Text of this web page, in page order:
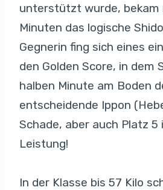
unterstützt wurde, bekam
Minuten das logische
Gegnerin fing sich eines
den Golden Score, in dem
halben Minute am Boden
entscheidende Ippon
Schade, aber auch Platz
Leistung!
In der Klasse bis 57 Kilo